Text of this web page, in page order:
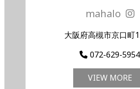
mahalo
大阪府高槻市京口町
072-629-5954
VIEW MORE